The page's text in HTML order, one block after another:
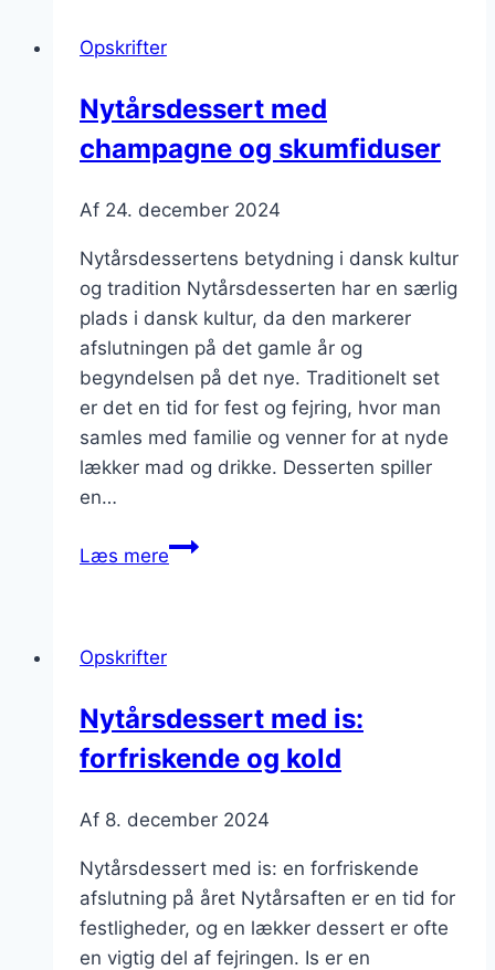
Opskrifter
Nytårsdessert med
champagne og skumfiduser
Af 24. december 2024
Nytårsdessertens betydning i dansk kultur
og tradition Nytårsdesserten har en særlig
plads i dansk kultur, da den markerer
afslutningen på det gamle år og
begyndelsen på det nye. Traditionelt set
er det en tid for fest og fejring, hvor man
samles med familie og venner for at nyde
lækker mad og drikke. Desserten spiller
en…
Læs mereNytårsdessert
Opskrifter
Nytårsdessert med is:
forfriskende og kold
Af 8. december 2024
Nytårsdessert med is: en forfriskende
afslutning på året Nytårsaften er en tid for
festligheder, og en lækker dessert er ofte
en vigtig del af fejringen. Is er en